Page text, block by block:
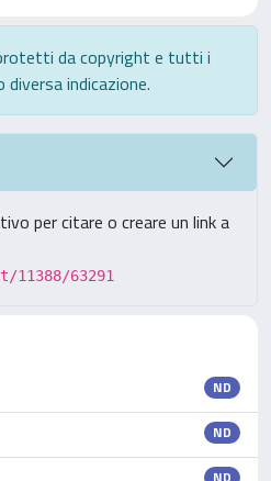
da copyright e tutti i
indicazione.
per citare o creare un link a
63291
ND
ND